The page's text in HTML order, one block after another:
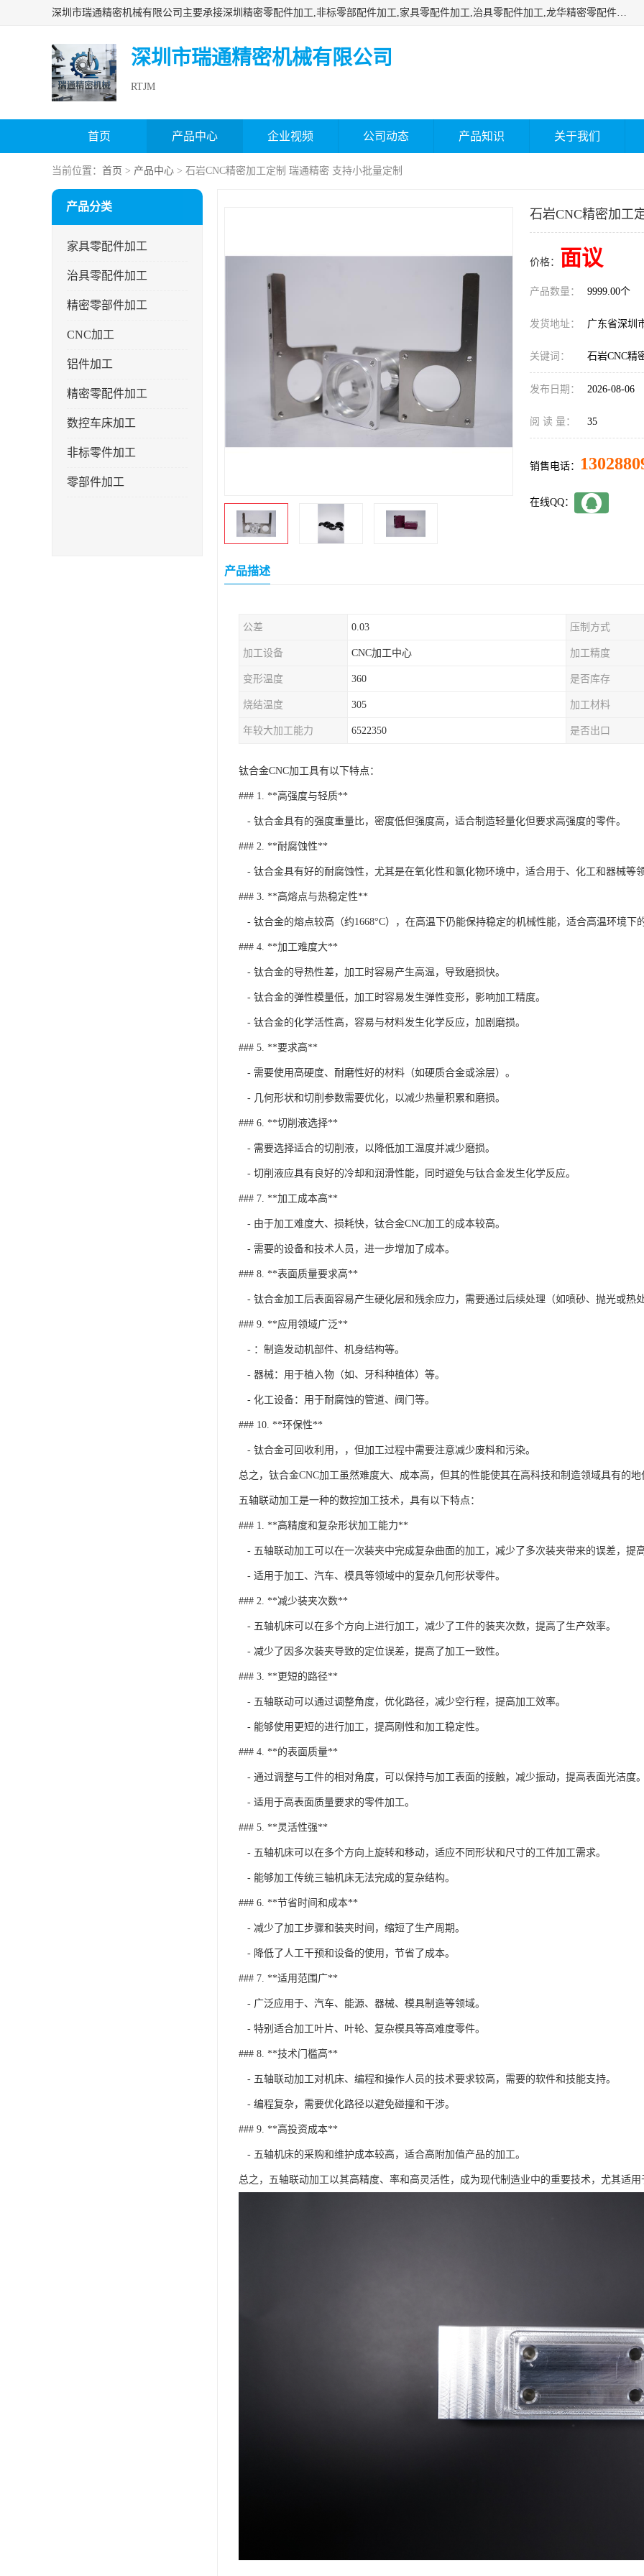
深圳市瑞通精密机械有限公司主要承接深圳精密零配件加工,非标零部配件加工,家具零配件加工,治具零配件加工,龙华精密零配件加工等各种各种精密机械加工，欢迎来来电咨询！
深圳市瑞通精密机械有限公司
RTJM
首页 产品中心 企业视频 公司动态 产品知识 关于我们
当前位置： 首页 > 产品中心 > 石岩CNC精密加工定制 瑞通精密 支持小批量定制
产品分类
家具零配件加工
治具零配件加工
精密零部件加工
CNC加工
铝件加工
精密零配件加工
数控车床加工
非标零件加工
零部件加工
石岩CNC精密加工
价格： 面议
产品数量： 9999.00个
发货地址： 广东省深圳
关键词： 石岩CNC精
发布日期： 2026-08-06
阅 读 量： 35
销售电话：
在线QQ：
产品描述
公差 0.03 压制方式
加工设备 CNC加工中心 加工精度
变形温度 360 是否库存
烧结温度 305 加工材料
年较大加工能力 6522350 是否出口
钛合金CNC加工具有以下特点：
### 1. **高强度与轻质**
- 钛合金具有的强度重量比，密度低但强度高，适合制造轻量化但要求高强度的零件。
### 2. **耐腐蚀性**
- 钛合金具有好的耐腐蚀性，尤其是在氧化性和氯化物环境中，适合用于、化工和器械等
### 3. **高熔点与热稳定性**
- 钛合金的熔点较高（约1668°C），在高温下仍能保持稳定的机械性能，适合高温环境下
### 4. **加工难度大**
- 钛合金的导热性差，加工时容易产生高温，导致磨损快。
- 钛合金的弹性模量低，加工时容易发生弹性变形，影响加工精度。
- 钛合金的化学活性高，容易与材料发生化学反应，加剧磨损。
### 5. **要求高**
- 需要使用高硬度、耐磨性好的材料（如硬质合金或涂层）。
- 几何形状和切削参数需要优化，以减少热量积累和磨损。
### 6. **切削液选择**
- 需要选择适合的切削液，以降低加工温度并减少磨损。
- 切削液应具有良好的冷却和润滑性能，同时避免与钛合金发生化学反应。
### 7. **加工成本高**
- 由于加工难度大、损耗快，钛合金CNC加工的成本较高。
- 需要的设备和技术人员，进一步增加了成本。
### 8. **表面质量要求高**
- 钛合金加工后表面容易产生硬化层和残余应力，需要通过后续处理（如喷砂、抛光或热
### 9. **应用领域广泛**
- ：制造发动机部件、机身结构等。
- 器械：用于植入物（如、牙科种植体）等。
- 化工设备：用于耐腐蚀的管道、阀门等。
### 10. **环保性**
- 钛合金可回收利用，，但加工过程中需要注意减少废料和污染。
总之，钛合金CNC加工虽然难度大、成本高，但其的性能使其在高科技和制造领域具有的地
五轴联动加工是一种的数控加工技术，具有以下特点：
### 1. **高精度和复杂形状加工能力**
- 五轴联动加工可以在一次装夹中完成复杂曲面的加工，减少了多次装夹带来的误差，提
- 适用于加工、汽车、模具等领域中的复杂几何形状零件。
### 2. **减少装夹次数**
- 五轴机床可以在多个方向上进行加工，减少了工件的装夹次数，提高了生产效率。
- 减少了因多次装夹导致的定位误差，提高了加工一致性。
### 3. **更短的路径**
- 五轴联动可以通过调整角度，优化路径，减少空行程，提高加工效率。
- 能够使用更短的进行加工，提高刚性和加工稳定性。
### 4. **的表面质量**
- 通过调整与工件的相对角度，可以保持与加工表面的接触，减少振动，提高表面光洁度
- 适用于高表面质量要求的零件加工。
### 5. **灵活性强**
- 五轴机床可以在多个方向上旋转和移动，适应不同形状和尺寸的工件加工需求。
- 能够加工传统三轴机床无法完成的复杂结构。
### 6. **节省时间和成本**
- 减少了加工步骤和装夹时间，缩短了生产周期。
- 降低了人工干预和设备的使用，节省了成本。
### 7. **适用范围广**
- 广泛应用于、汽车、能源、器械、模具制造等领域。
- 特别适合加工叶片、叶轮、复杂模具等高难度零件。
### 8. **技术门槛高**
- 五轴联动加工对机床、编程和操作人员的技术要求较高，需要的软件和技能支持。
- 编程复杂，需要优化路径以避免碰撞和干涉。
### 9. **高投资成本**
- 五轴机床的采购和维护成本较高，适合高附加值产品的加工。
总之，五轴联动加工以其高精度、率和高灵活性，成为现代制造业中的重要技术，尤其适